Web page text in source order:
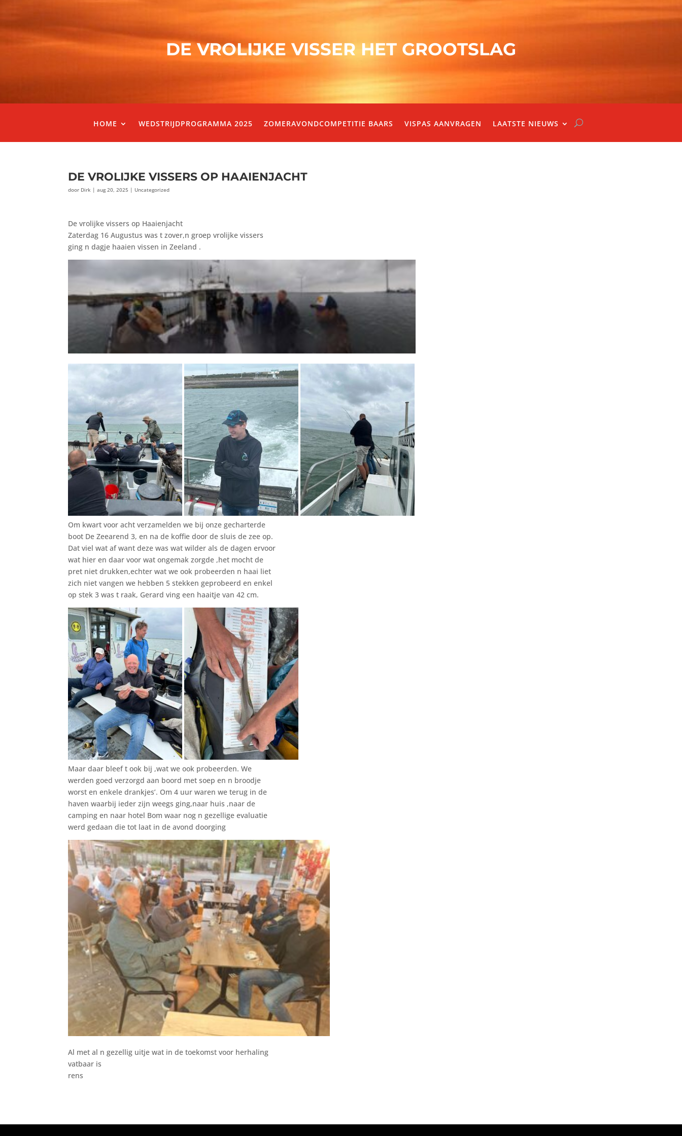
DE VROLIJKE VISSER HET GROOTSLAG
HOME WEDSTRIJDPROGRAMMA 2025 ZOMERAVONDCOMPETITIE BAARS VISPAS AANVRAGEN LAATSTE NIEUWS
DE VROLIJKE VISSERS OP HAAIENJACHT
door Dirk |aug 20, 2025 | Uncategorized
De vrolijke vissers op Haaienjacht
Zaterdag 16 Augustus was t zover,n groep vrolijke vissers
ging n dagje haaien vissen in Zeeland .
Om kwart voor acht verzamelden we bij onze gecharterde
boot De Zeearend 3, en na de koffie door de sluis de zee op.
Dat viel wat af want deze was wat wilder als de dagen ervoor
wat hier en daar voor wat ongemak zorgde ,het mocht de
pret niet drukken,echter wat we ook probeerden n haai liet
zich niet vangen we hebben 5 stekken geprobeerd en enkel
op stek 3 was t raak, Gerard ving een haaitje van 42 cm.
Maar daar bleef t ook bij ,wat we ook probeerden. We
werden goed verzorgd aan boord met soep en n broodje
worst en enkele drankjes’. Om 4 uur waren we terug in de
haven waarbij ieder zijn weegs ging,naar huis ,naar de
camping en naar hotel Bom waar nog n gezellige evaluatie
werd gedaan die tot laat in de avond doorging
Al met al n gezellig uitje wat in de toekomst voor herhaling
vatbaar is
rens